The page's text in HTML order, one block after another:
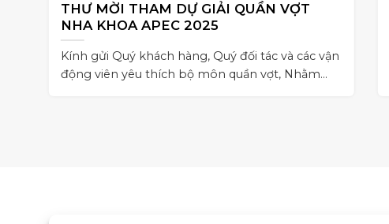
THƯ MỜI THAM DỰ GIẢI QUẦN VỢT
NHA KHOA APEC 2025
Kính gửi Quý khách hàng, Quý đối tác và các vận
động viên yêu thích bộ môn quần vợt, Nhằm